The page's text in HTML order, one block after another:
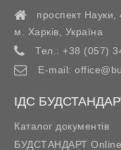
проспект Науки,
м. Харків
Україна
Тел.: +38 (057)
E-mail:
ІДС
Каталог документів
БУДСТАНДАРТ Online